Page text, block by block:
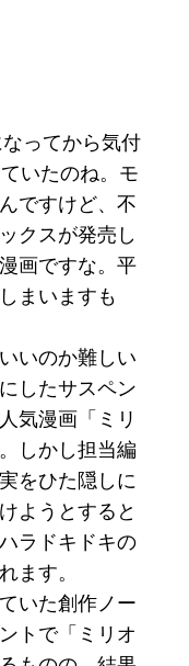
ってから気付
いたのね。モ
ですけど、不
クスが発売し
画ですな。平
まいますも
いのか難しい
したサスペン
気漫画「ミリ
しかし担当編
をひた隠しに
ようとすると
ラドキドキの
ます。
いた創作ノー
トで「ミリオ